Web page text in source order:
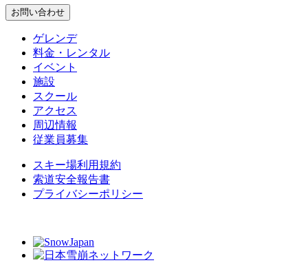
お問い合わせ
ゲレンデ
料金・レンタル
イベント
施設
スクール
アクセス
周辺情報
従業員募集
スキー場利用規約
索道安全報告書
プライバシーポリシー